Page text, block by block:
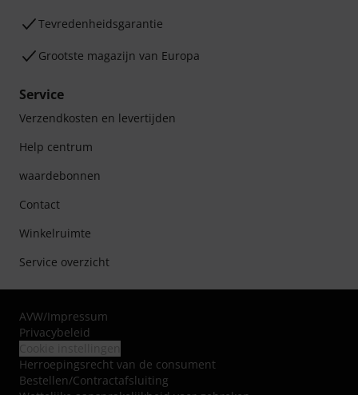
Tevredenheidsgarantie
Grootste magazijn van Europa
Service
Verzendkosten en levertijden
Help centrum
waardebonnen
Contact
Winkelruimte
Service overzicht
AVW/Impressum
Privacybeleid
Herroepingsrecht van de consument
Bestellen/Contractafsluiting